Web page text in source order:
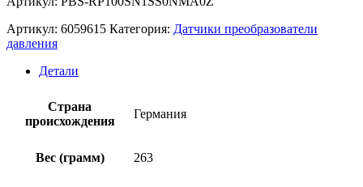
Артикул: 6059615 Категория: Датчики преобразователи
давления
Детали
Страна
происхождения
Германия
Вес (грамм) 263